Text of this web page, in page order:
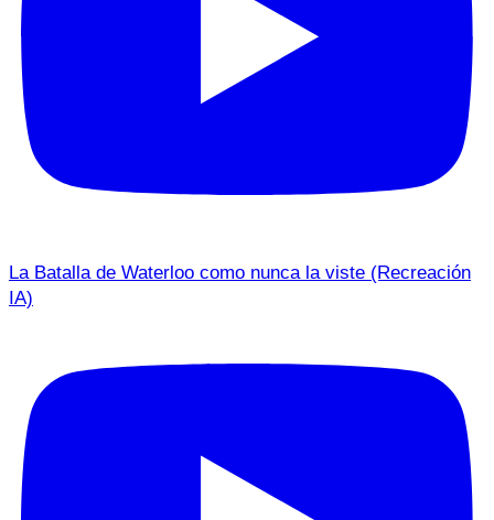
La Batalla de Waterloo como nunca la viste (Recreación
IA)